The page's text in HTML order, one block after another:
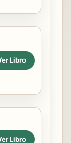
Libro
Libro